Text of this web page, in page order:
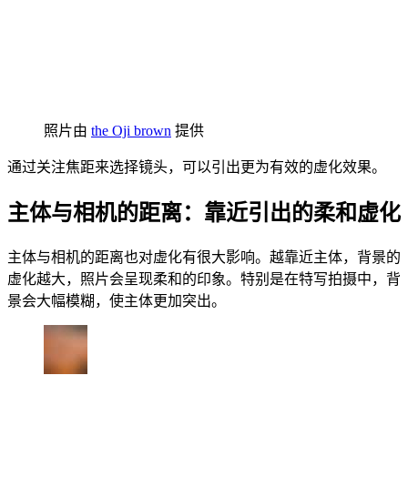
照片由 the Oji brown 提供
通过关注焦距来选择镜头，可以引出更为有效的虚化效果。
主体与相机的距离：靠近引出的柔和虚化
主体与相机的距离也对虚化有很大影响。越靠近主体，背景的
虚化越大，照片会呈现柔和的印象。特别是在特写拍摄中，背
景会大幅模糊，使主体更加突出。